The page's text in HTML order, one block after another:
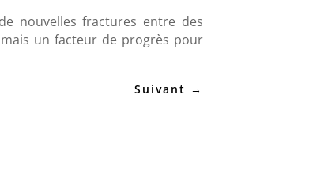
nouvelles fractures entre des
un facteur de progrès pour
Suivant →